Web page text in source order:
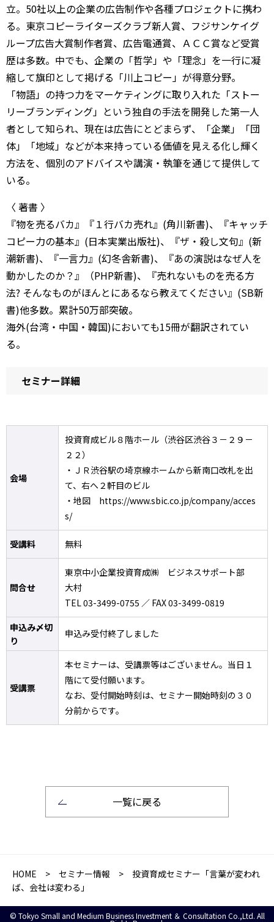
立。50社以上の企業の広告制作や各種プロジェクトに携わ
る。東京コピーライターズクラブ新人賞、フジサンケイグ
ループ広告大賞制作者賞、広告電通賞、ＡＣＣ賞など受賞
歴は多数。中でも、企業の「哲学」や「理念」を一行に凝
縮して旗印として掲げる「川上コピー」が得意分野。
「物語」の持つ力をマーケティングに取り入れた「ストー
リーブランディング」という独自の手法を開発した第一人
者として知られ、現在は広告にとどまらず、「企業」「団
体」「地域」などが本来持っている価値を見える化し輝く
方法を、個別のアドバイスや講演・執筆を通じて提供して
いる。
〈 著書 〉
『物を売るバカ』『１行バカ売れ』(角川新書)、『キャッチ
コピー力の基本』(日本実業出版社)、『ザ・殺し文句』(新
潮新書)、『一言力』(幻冬舎新書)、『あの演説はなぜ人を
動かしたのか？』（PHP新書)、『売れないものを売る方
法? そんなものがほんとにあるなら教えてください』(SB新
書)他多数。累計50万部突破。
海外(台湾・中国・韓国)においても15冊が翻訳されてい
る。
セミナー詳細
会場
投資育成ビル８階ホール（渋谷区渋谷３－２９－
２２）
・ＪＲ渋谷駅の埼京線ホームから新南口改札を出
て、右へ２軒目のビル
・地図 https://www.sbic.co.jp/company/acces
s/
受講料 無料
問合せ
東京中小企業投資育成㈱ ビジネスサポート部
大村
TEL 03-3499-0755 ／ FAX 03-3499-0819
申込み〆切
り
申込み受付終了しました
受講票
本セミナーは、受講票等はございません。当日１
階にて受付願います。
なお、受付開始時刻は、セミナー開始時刻の３０
分前からです。
一覧に戻る
HOME > セミナー情報 > 投資育成セミナー「言葉が変われ
ば、会社は変わる」
© Tokyo Small and Medium Business Investment ＆ Consultation Co.,Ltd. All